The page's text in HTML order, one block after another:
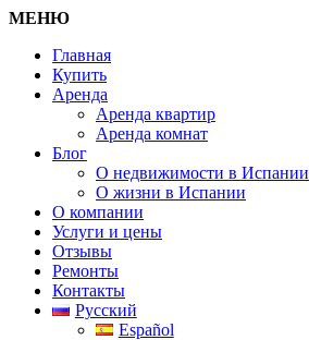
МЕНЮ
Главная
Купить
Аренда
Аренда квартир
Аренда комнат
Блог
О недвижимости в Испании
О жизни в Испании
О компании
Услуги и цены
Отзывы
Ремонты
Контакты
Русский
Español